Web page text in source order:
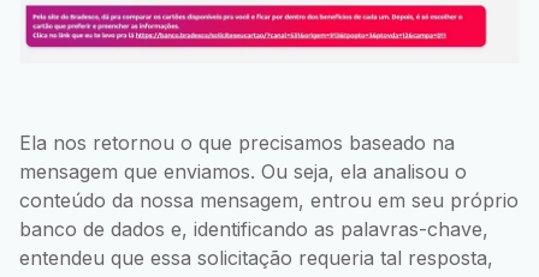
Ela nos retornou o que precisamos baseado na
mensagem que enviamos. Ou seja, ela analisou o
conteúdo da nossa mensagem, entrou em seu próprio
banco de dados e, identificando as palavras-chave,
entendeu que essa solicitação requeria tal resposta,